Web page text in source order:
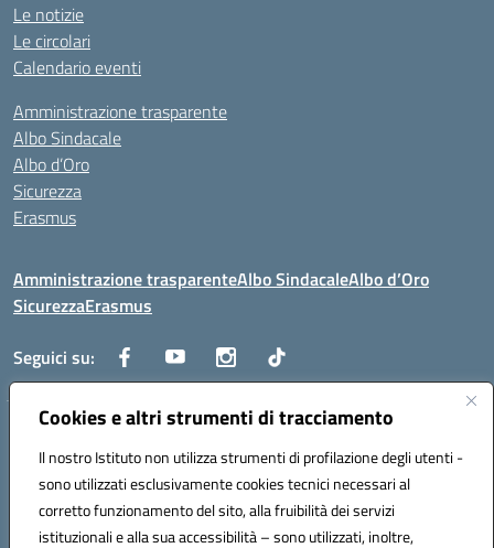
Cookies e altri strumenti di tracciamento
Il nostro Istituto non utilizza strumenti di profilazione degli utenti -
sono utilizzati esclusivamente cookies tecnici necessari al
corretto funzionamento del sito, alla fruibilità dei servizi
istituzionali e alla sua accessibilità – sono utilizzati, inoltre,
Le notizie
Le circolari
Calendario eventi
Amministrazione trasparente
Albo Sindacale
Albo d’Oro
Sicurezza
Erasmus
Amministrazione trasparenteAlbo SindacaleAlbo d’Oro
SicurezzaErasmus
Seguici su:
Centralino:0885.426034 Email:FGTD02000P@istruzione.it
Posta elettronica certificata (PEC):fgtd02000p@pec.istruzione.it
Codice fiscale: 81002930717